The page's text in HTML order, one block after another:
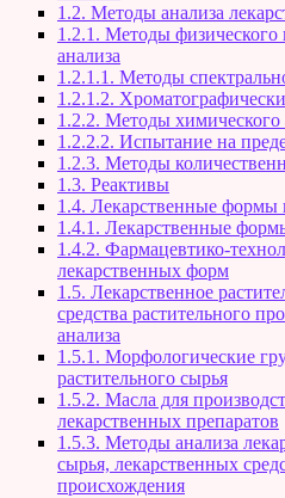
1.2. Методы анализа
1.2.1. Методы физического
анализа
1.2.1.1. Методы
1.2.1.2.
1.2.2. Методы химического
1.2.2.2. Испытание на
1.2.3. Методы
1.3. Реактивы
1.4. Лекарственные формы
1.4.1. Лекарственные
1.4.2. Фармацевтико-
лекарственных форм
1.5. Лекарственное
средства растительного
анализа
1.5.1. Морфологические
растительного сырья
1.5.2. Масла для
лекарственных препаратов
1.5.3. Методы анализа
сырья, лекарственных
происхождения